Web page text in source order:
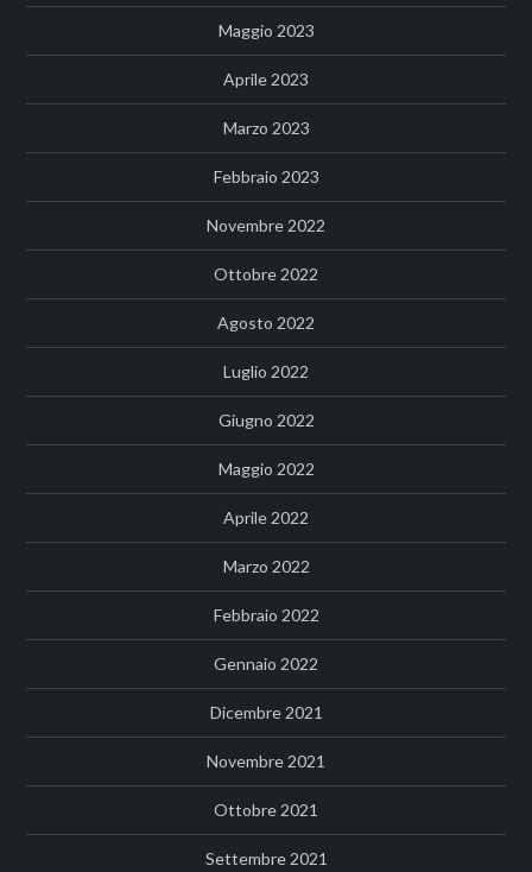
Maggio 2023
Aprile 2023
Marzo 2023
Febbraio 2023
Novembre 2022
Ottobre 2022
Agosto 2022
Luglio 2022
Giugno 2022
Maggio 2022
Aprile 2022
Marzo 2022
Febbraio 2022
Gennaio 2022
Dicembre 2021
Novembre 2021
Ottobre 2021
Settembre 2021